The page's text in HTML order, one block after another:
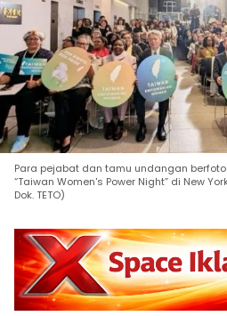
Para pejabat dan tamu undangan
“Taiwan Women's Power Night” di New
Dok. TETO)